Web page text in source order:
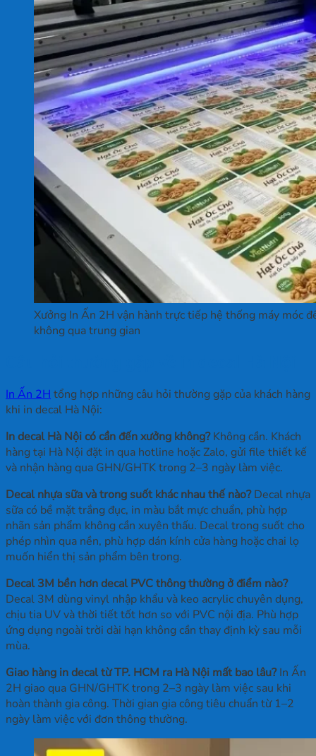
Xưởng In Ấn 2H vận hành trực tiếp hệ thống máy móc
không qua trung gian
In Ấn 2H tổng hợp những câu hỏi thường gặp của khách hàng
khi in decal Hà Nội:
In decal Hà Nội có cần đến xưởng không?Không cần. Khách
hàng tại Hà Nội đặt in qua hotline hoặc Zalo, gửi file thiết kế
và nhận hàng qua GHN/GHTK trong 2–3 ngày làm việc.
Decal nhựa sữa và trong suốt khác nhau thế nào?Decal nhựa
sữa có bề mặt trắng đục, in màu bắt mực chuẩn, phù hợp
nhãn sản phẩm không cần xuyên thấu. Decal trong suốt cho
phép nhìn qua nền, phù hợp dán kính cửa hàng hoặc chai lọ
muốn hiển thị sản phẩm bên trong.
Decal 3M bền hơn decal PVC thông thường ở điểm nào?
Decal 3M dùng vinyl nhập khẩu và keo acrylic chuyên dụng,
chịu tia UV và thời tiết tốt hơn so với PVC nội địa. Phù hợp
ứng dụng ngoài trời dài hạn không cần thay định kỳ sau mỗi
mùa.
Giao hàng in decal từ TP. HCM ra Hà Nội mất bao lâu?In Ấn
2H giao qua GHN/GHTK trong 2–3 ngày làm việc sau khi
hoàn thành gia công. Thời gian gia công tiêu chuẩn từ 1–2
ngày làm việc với đơn thông thường.